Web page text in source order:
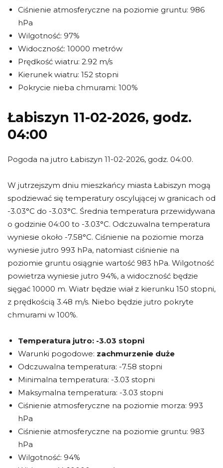
Ciśnienie atmosferyczne na poziomie gruntu: 986
hPa
Wilgotność: 97%
Widoczność: 10000 metrów
Prędkość wiatru: 2.92 m/s
Kierunek wiatru: 152 stopni
Pokrycie nieba chmurami: 100%
Łabiszyn 11-02-2026, godz.
04:00
Pogoda na jutro Łabiszyn 11-02-2026, godz. 04:00.
W jutrzejszym dniu mieszkańcy miasta Łabiszyn mogą
spodziewać się temperatury oscylującej w granicach od
-3.03°C do -3.03°C. Średnia temperatura przewidywana
o godzinie 04:00 to -3.03°C. Odczuwalna temperatura
wyniesie około -7.58°C. Ciśnienie na poziomie morza
wyniesie jutro 993 hPa, natomiast ciśnienie na
poziomie gruntu osiągnie wartość 983 hPa. Wilgotność
powietrza wyniesie jutro 94%, a widoczność będzie
sięgać 10000 m. Wiatr będzie wiał z kierunku 150 stopni,
z prędkością 3.48 m/s. Niebo będzie jutro pokryte
chmurami w 100%.
Temperatura jutro: -3.03 stopni
Warunki pogodowe: zachmurzenie duże
Odczuwalna temperatura: -7.58 stopni
Minimalna temperatura: -3.03 stopni
Maksymalna temperatura: -3.03 stopni
Ciśnienie atmosferyczne na poziomie morza: 993
hPa
Ciśnienie atmosferyczne na poziomie gruntu: 983
hPa
Wilgotność: 94%